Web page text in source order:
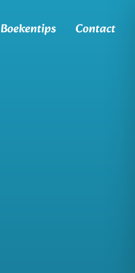
Boekentips Contact